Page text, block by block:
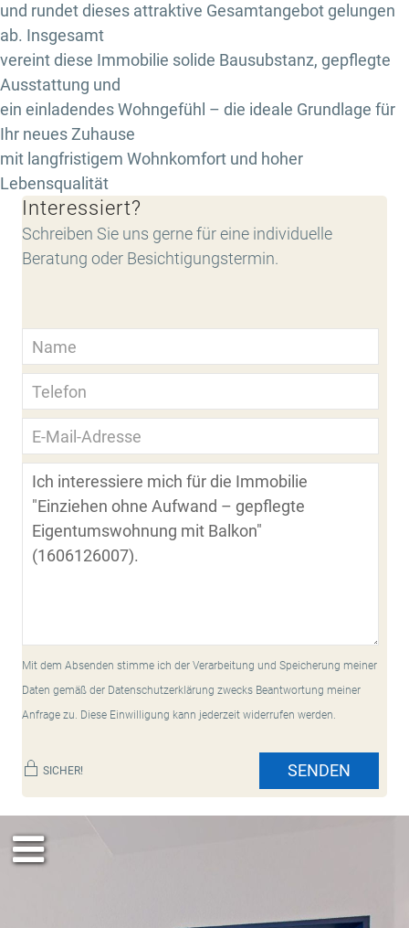
und rundet dieses attraktive Gesamtangebot gelungen
ab. Insgesamt
vereint diese Immobilie solide Bausubstanz, gepflegte
Ausstattung und
ein einladendes Wohngefühl – die ideale Grundlage für
Ihr neues Zuhause
mit langfristigem Wohnkomfort und hoher
Lebensqualität
Interessiert?
Schreiben Sie uns gerne für eine individuelle
Beratung oder Besichtigungstermin.
Mit dem Absenden stimme ich der Verarbeitung und Speicherung meiner
Daten gemäß der Datenschutzerklärung zwecks Beantwortung meiner
Anfrage zu. Diese Einwilligung kann jederzeit widerrufen werden.
SICHER! SENDEN